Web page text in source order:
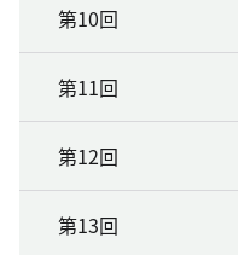
第10回
第11回
第12回
第13回